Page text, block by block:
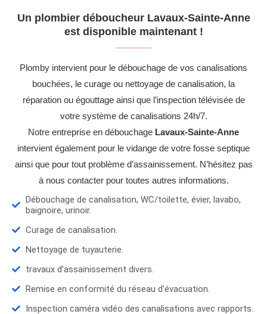
Un plombier déboucheur Lavaux-Sainte-Anne
est disponible maintenant !
Plomby intervient pour le débouchage de vos canalisations
bouchées, le curage ou nettoyage de canalisation, la
réparation ou égouttage ainsi que l’inspection télévisée de
votre système de canalisations 24h/7.
Notre entreprise en débouchage Lavaux-Sainte-Anne
intervient également pour le vidange de votre fosse septique
ainsi que pour tout problème d’assainissement. N’hésitez pas
à nous contacter pour toutes autres informations.
Débouchage de canalisation, WC/toilette, évier, lavabo,
baignoire, urinoir.
Curage de canalisation.
Nettoyage de tuyauterie.
travaux d’assainissement divers.
Remise en conformité du réseau d'évacuation.
Inspection caméra vidéo des canalisations avec rapports.